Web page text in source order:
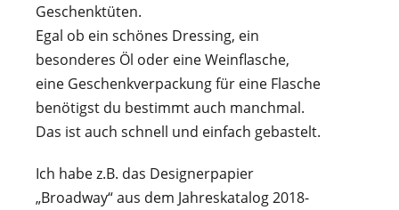
Geschenktüten.
Egal ob ein schönes Dressing, ein
besonderes Öl oder eine Weinflasche,
eine Geschenkverpackung für eine Flasche
benötigst du bestimmt auch manchmal.
Das ist auch schnell und einfach gebastelt.
Ich habe z.B. das Designerpapier
„Broadway“ aus dem Jahreskatalog 2018-